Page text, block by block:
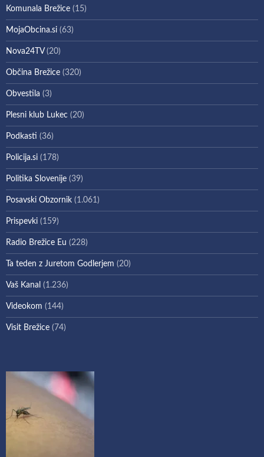
Komunala Brežice (15)
MojaObcina.si (63)
Nova24TV(20)
Občina Brežice (320)
Obvestila (3)
Plesni klub Lukec (20)
Podkasti (36)
Policija.si (178)
Politika Slovenije (39)
Posavski Obzornik (1.061)
Prispevki (159)
Radio Brežice Eu (228)
Ta teden z Juretom Godlerjem (20)
Vaš Kanal (1.236)
Videokom (144)
Visit Brežice (74)